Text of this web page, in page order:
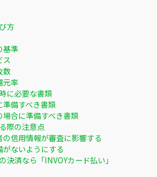
方
準
ス
数
率
に必要な書類
備すべき書類
合に準備すべき書類
際の注意点
の信用情報が審査に影響する
がないようにする
決済なら「INVOYカード払い」